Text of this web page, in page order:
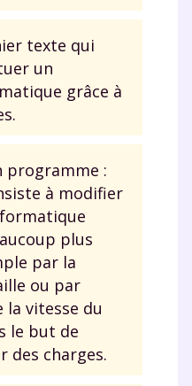
texte qui
un
grâce à
programme :
à modifier
plus
par la
ou par
la vitesse du
le but de
des charges.
de révisions
parentspour
scolaire du CP à
disponibles
à cette adresse e-mail. En
à ce que vos
traitées par SEJER, sous
puisse vous donner
pendant 24h. Pour en